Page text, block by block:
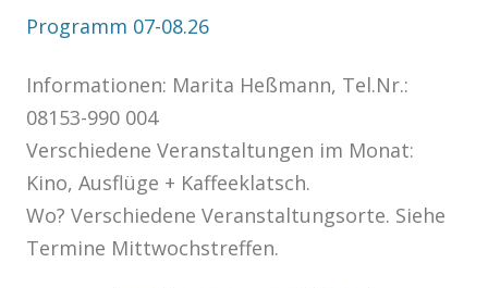
Programm 07-08.26
Informationen: Marita Heßmann, Tel.Nr.:
08153-990 004
Verschiedene Veranstaltungen im Monat:
Kino, Ausflüge + Kaffeeklatsch.
Wo? Verschiedene Veranstaltungsorte. Siehe
Termine Mittwochstreffen.